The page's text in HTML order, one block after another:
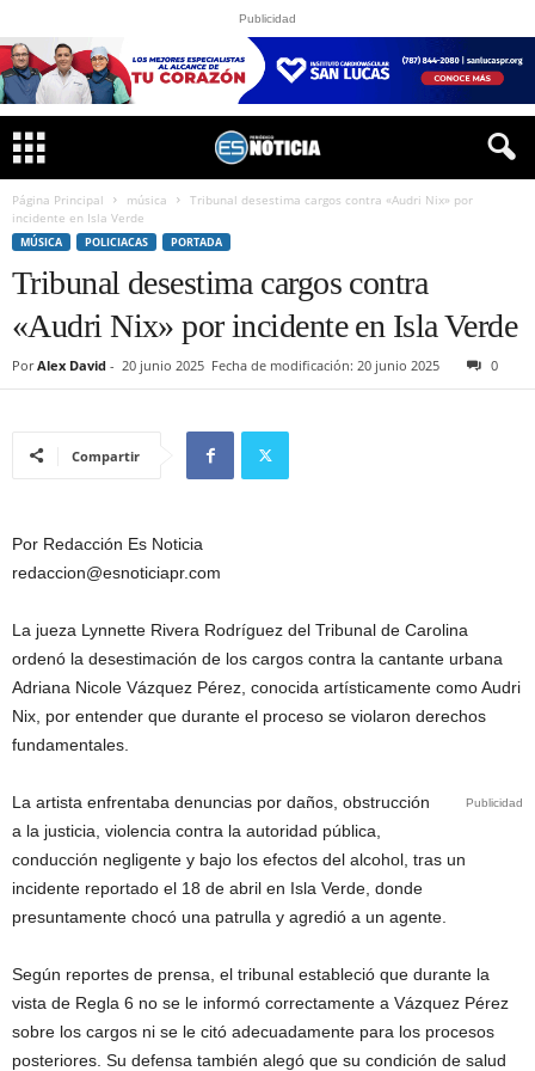
Publicidad
Página Principal música
Tribunal desestima cargos contra «Audri Nix» por
incidente en Isla Verde
MÚSICA POLICIACAS PORTADA
Tribunal desestima cargos contra
«Audri Nix» por incidente en Isla Verde
Por Alex David - 20 junio 2025 Fecha de modificación: 20 junio 2025 0
Compartir
Por Redacción Es Noticia
redaccion@esnoticiapr.com
La jueza Lynnette Rivera Rodríguez del Tribunal de Carolina
ordenó la desestimación de los cargos contra la cantante urbana
Adriana Nicole Vázquez Pérez, conocida artísticamente como Audri
Nix, por entender que durante el proceso se violaron derechos
fundamentales.
Publicidad
La artista enfrentaba denuncias por daños, obstrucción
a la justicia, violencia contra la autoridad pública,
conducción negligente y bajo los efectos del alcohol, tras un
incidente reportado el 18 de abril en Isla Verde, donde
presuntamente chocó una patrulla y agredió a un agente.
Según reportes de prensa, el tribunal estableció que durante la
vista de Regla 6 no se le informó correctamente a Vázquez Pérez
sobre los cargos ni se le citó adecuadamente para los procesos
posteriores. Su defensa también alegó que su condición de salud